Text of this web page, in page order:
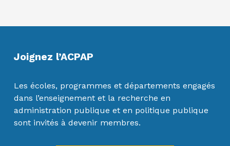
Skip back to main navigation
Joignez l’ACPAP
Les écoles, programmes et départements engagés
dans l’enseignement et la recherche en
administration publique et en politique publique
sont invités à devenir membres.